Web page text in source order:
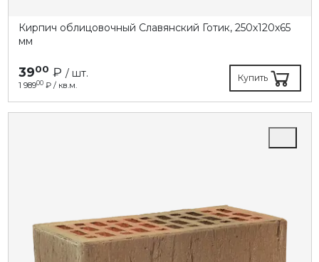
Кирпич облицовочный Славянский Готик, 250х120х65
мм
3900 ₽ / шт.
1 98900₽ / кв.м.
Купить